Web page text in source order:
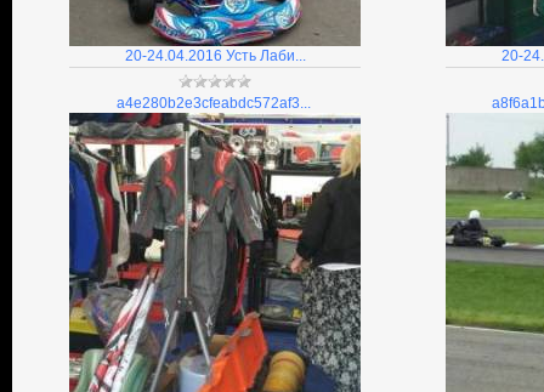
20-24.04.2016 Усть Лаби... 20-
a4e280b2e3cfeabdc572af3...